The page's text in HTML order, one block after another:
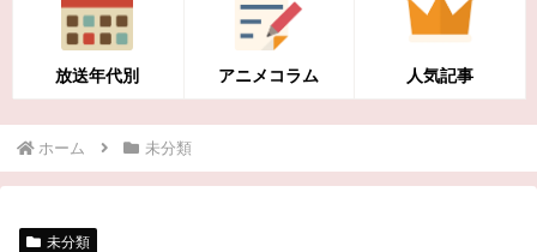
放送年代別 アニメコラム 人気記事
ホーム 未分類
未分類